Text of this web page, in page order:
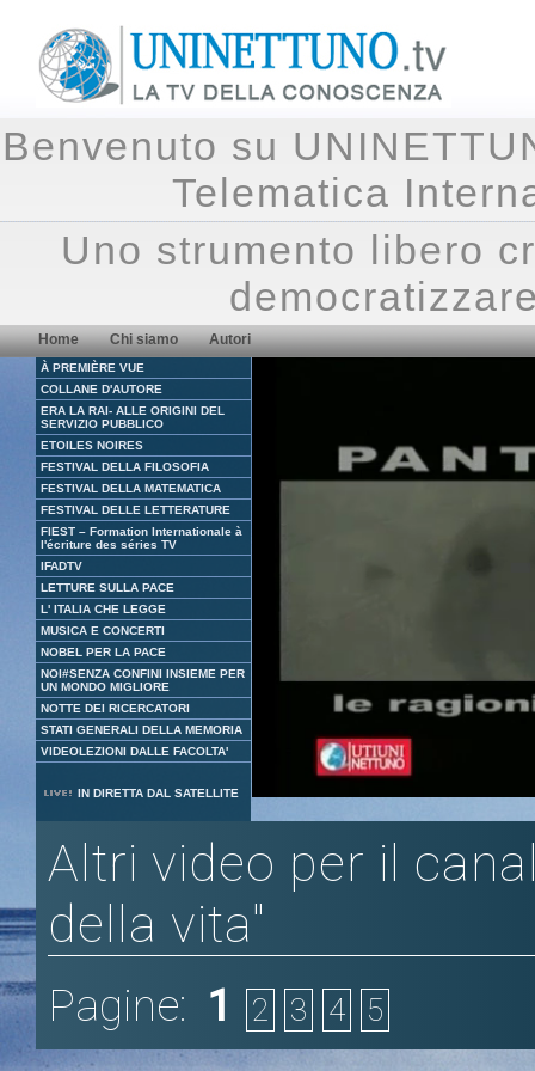
Benvenuto su
Telematica
Uno strumento libero
Home Chi siamo Autori
À PREMIÈRE VUE
COLLANE D'AUTORE
ERA LA RAI- ALLE ORIGINI DEL
SERVIZIO PUBBLICO
ETOILES NOIRES
FESTIVAL DELLA FILOSOFIA
FESTIVAL DELLA MATEMATICA
FESTIVAL DELLE LETTERATURE
FIEST – Formation Internationale à
l'écriture des séries TV
IFADTV
LETTURE SULLA PACE
L' ITALIA CHE LEGGE
MUSICA E CONCERTI
NOBEL PER LA PACE
NOI#SENZA CONFINI INSIEME PER
UN MONDO MIGLIORE
NOTTE DEI RICERCATORI
STATI GENERALI DELLA MEMORIA
VIDEOLEZIONI DALLE FACOLTA'
IN DIRETTA DAL SATELLITE
4.62%
Altri video per il
della vita"
Pagine: 1 2 3 4 5